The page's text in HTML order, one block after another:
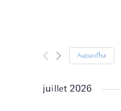
Aujourd'hui
juillet 2026